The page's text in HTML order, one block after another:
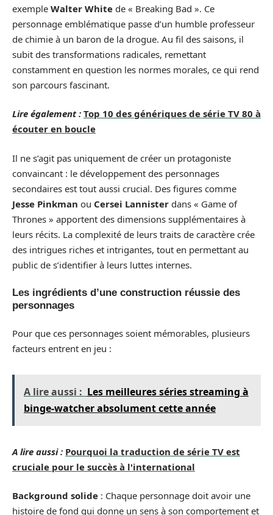
exemple Walter White de « Breaking Bad ». Ce
personnage emblématique passe d’un humble professeur
de chimie à un baron de la drogue. Au fil des saisons, il
subit des transformations radicales, remettant
constamment en question les normes morales, ce qui rend
son parcours fascinant.
Lire également : Top 10 des génériques de série TV 80 à
écouter en boucle
Il ne s’agit pas uniquement de créer un protagoniste
convaincant : le développement des personnages
secondaires est tout aussi crucial. Des figures comme
Jesse Pinkman ou Cersei Lannister dans « Game of
Thrones » apportent des dimensions supplémentaires à
leurs récits. La complexité de leurs traits de caractère crée
des intrigues riches et intrigantes, tout en permettant au
public de s’identifier à leurs luttes internes.
Les ingrédients d’une construction réussie des
personnages
Pour que ces personnages soient mémorables, plusieurs
facteurs entrent en jeu :
A lire aussi : Les meilleures séries streaming à
binge-watcher absolument cette année
A lire aussi : Pourquoi la traduction de série TV est
cruciale pour le succès à l'international
Background solide : Chaque personnage doit avoir une
histoire de fond qui donne un sens à son comportement et